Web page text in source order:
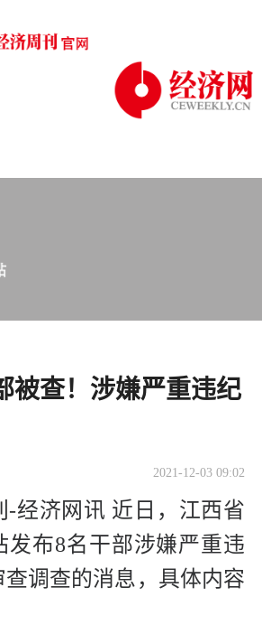
被查！涉嫌严重违纪
2021-12-03 09:02
-经济网讯 近日，江西省
发布8名干部涉嫌严重违
调查的消息，具体内容